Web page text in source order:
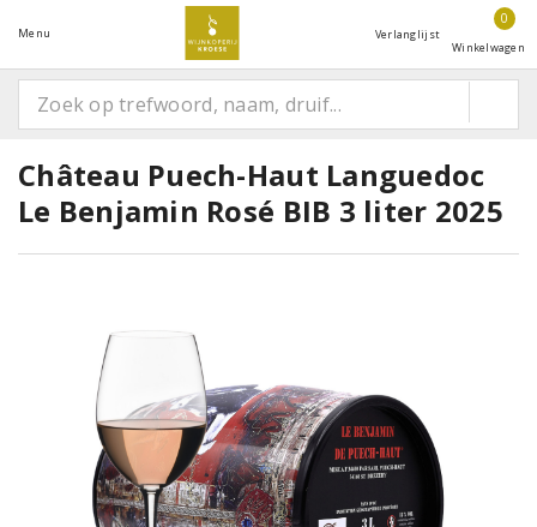
Menu Verlanglijst
0
Winkelwagen
Château Puech-Haut Languedoc
Le Benjamin Rosé BIB 3 liter 2025